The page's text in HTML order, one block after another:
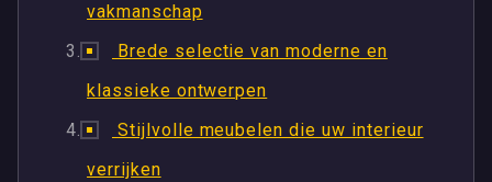
vakmanschap
Brede selectie van moderne en
klassieke ontwerpen
Stijlvolle meubelen die uw interieur
verrijken